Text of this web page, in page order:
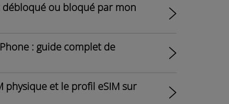
ou bloqué par mon
: guide complet de
physique et le profil eSIM sur